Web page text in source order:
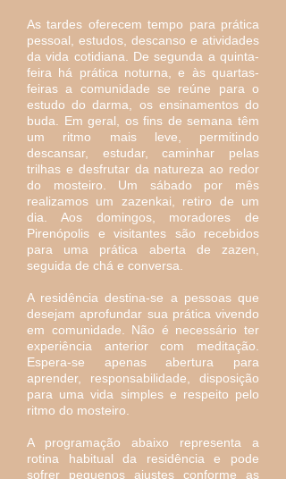
As tardes oferecem tempo para prática
pessoal, estudos, descanso e atividades
da vida cotidiana. De segunda a quinta-
feira há prática noturna, e às quartas-
feiras a comunidade se reúne para o
estudo do darma, os ensinamentos do
buda. Em geral, os fins de semana têm
um ritmo mais leve, permitindo
descansar, estudar, caminhar pelas
trilhas e desfrutar da natureza ao redor
do mosteiro. Um sábado por mês
realizamos um zazenkai, retiro de um
dia. Aos domingos, moradores de
Pirenópolis e visitantes são recebidos
para uma prática aberta de zazen,
seguida de chá e conversa.
A residência destina-se a pessoas que
desejam aprofundar sua prática vivendo
em comunidade. Não é necessário ter
experiência anterior com meditação.
Espera-se apenas abertura para
aprender, responsabilidade, disposição
para uma vida simples e respeito pelo
ritmo do mosteiro.
A programação abaixo representa a
rotina habitual da residência e pode
sofrer pequenos ajustes conforme as